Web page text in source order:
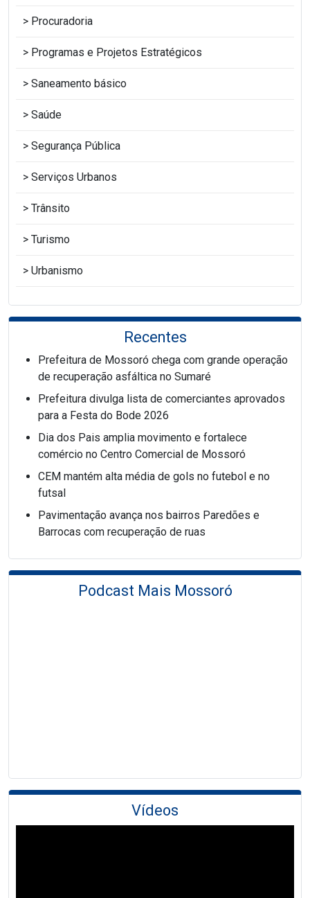
Procuradoria
Programas e Projetos Estratégicos
Saneamento básico
Saúde
Segurança Pública
Serviços Urbanos
Trânsito
Turismo
Urbanismo
Recentes
Prefeitura de Mossoró chega com grande operação
de recuperação asfáltica no Sumaré
Prefeitura divulga lista de comerciantes aprovados
para a Festa do Bode 2026
Dia dos Pais amplia movimento e fortalece
comércio no Centro Comercial de Mossoró
CEM mantém alta média de gols no futebol e no
futsal
Pavimentação avança nos bairros Paredões e
Barrocas com recuperação de ruas
Podcast Mais Mossoró
Vídeos